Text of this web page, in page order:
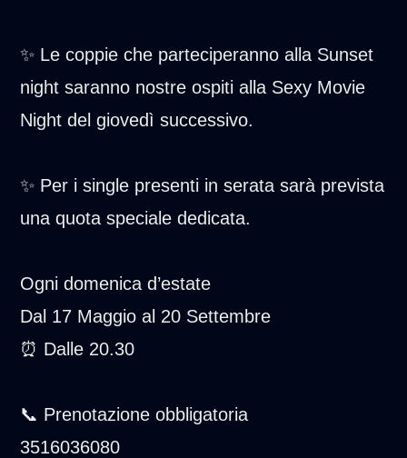
✨ Le coppie che parteciperanno alla Sunset
night saranno nostre ospiti alla Sexy Movie
Night del giovedì successivo.
✨ Per i single presenti in serata sarà prevista
una quota speciale dedicata.
Ogni domenica d’estate
Dal 17 Maggio al 20 Settembre
⏰ Dalle 20.30
📞 Prenotazione obbligatoria
3516036080